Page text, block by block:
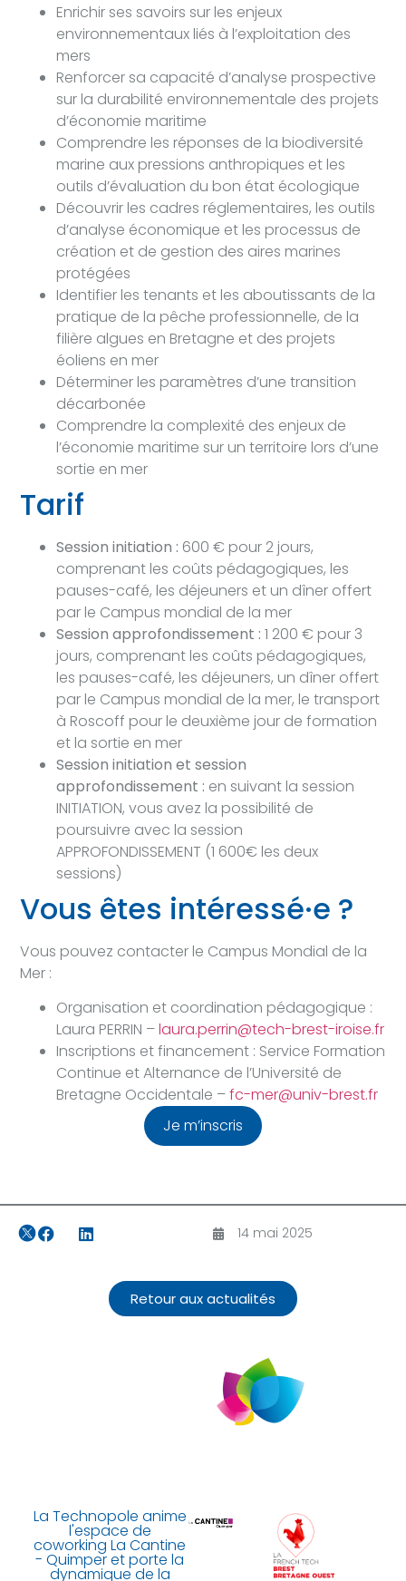
Enrichir ses savoirs sur les enjeux
environnementaux liés à l’exploitation des
mers
Renforcer sa capacité d’analyse prospective
sur la durabilité environnementale des projets
d’économie maritime
Comprendre les réponses de la biodiversité
marine aux pressions anthropiques et les
outils d’évaluation du bon état écologique
Découvrir les cadres réglementaires, les outils
d’analyse économique et les processus de
création et de gestion des aires marines
protégées
Identifier les tenants et les aboutissants de la
pratique de la pêche professionnelle, de la
filière algues en Bretagne et des projets
éoliens en mer
Déterminer les paramètres d’une transition
décarbonée
Comprendre la complexité des enjeux de
l’économie maritime sur un territoire lors d’une
sortie en mer
Tarif
Session initiation : 600 € pour 2 jours,
comprenant les coûts pédagogiques, les
pauses-café, les déjeuners et un dîner offert
par le Campus mondial de la mer
Session approfondissement :1 200 € pour 3
jours, comprenant les coûts pédagogiques,
les pauses-café, les déjeuners, un dîner offert
par le Campus mondial de la mer, le transport
à Roscoff pour le deuxième jour de formation
et la sortie en mer
Session initiation et session
approfondissement : en suivant la session
INITIATION, vous avez la possibilité de
poursuivre avec la session
APPROFONDISSEMENT (1 600€ les deux
sessions)
Vous êtes intéressé·e ?
Vous pouvez contacter le Campus Mondial de la
Mer :
Organisation et coordination pédagogique :
Laura PERRIN –laura.perrin@tech-brest-iroise.fr
Inscriptions et financement : Service Formation
Continue et Alternance de l’Université de
Bretagne Occidentale –fc-mer@univ-brest.fr
Je m’inscris
14 mai 2025
Retour aux actualités
La Technopole anime
l'espace de
coworking La Cantine
- Quimper et porte la
dynamique de la